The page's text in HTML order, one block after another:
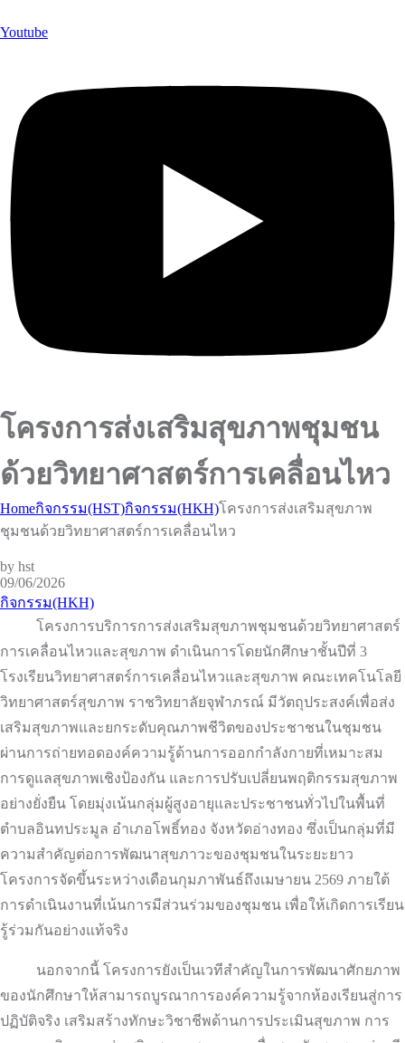
Youtube
โครงการส่งเสริมสุขภาพชุมชน
ด้วยวิทยาศาสตร์การเคลื่อนไหว
Homeกิจกรรม(HST)กิจกรรม(HKH)โครงการส่งเสริมสุขภาพ
ชุมชนด้วยวิทยาศาสตร์การเคลื่อนไหว
by hst
09/06/2026
กิจกรรม(HKH)
โครงการบริการการส่งเสริมสุขภาพชุมชนด้วยวิทยาศาสตร์
การเคลื่อนไหวและสุขภาพ ดำเนินการโดยนักศึกษาชั้นปีที่ 3
โรงเรียนวิทยาศาสตร์การเคลื่อนไหวและสุขภาพ คณะเทคโนโลยี
วิทยาศาสตร์สุขภาพ ราชวิทยาลัยจุฬาภรณ์ มีวัตถุประสงค์เพื่อส่ง
เสริมสุขภาพและยกระดับคุณภาพชีวิตของประชาชนในชุมชน
ผ่านการถ่ายทอดองค์ความรู้ด้านการออกกำลังกายที่เหมาะสม
การดูแลสุขภาพเชิงป้องกัน และการปรับเปลี่ยนพฤติกรรมสุขภาพ
อย่างยั่งยืน โดยมุ่งเน้นกลุ่มผู้สูงอายุและประชาชนทั่วไปในพื้นที่
ตำบลอินทประมูล อำเภอโพธิ์ทอง จังหวัดอ่างทอง ซึ่งเป็นกลุ่มที่มี
ความสำคัญต่อการพัฒนาสุขภาวะของชุมชนในระยะยาว
โครงการจัดขึ้นระหว่างเดือนกุมภาพันธ์ถึงเมษายน 2569 ภายใต้
การดำเนินงานที่เน้นการมีส่วนร่วมของชุมชน เพื่อให้เกิดการเรียน
รู้ร่วมกันอย่างแท้จริง
นอกจากนี้ โครงการยังเป็นเวทีสำคัญในการพัฒนาศักยภาพ
ของนักศึกษาให้สามารถบูรณาการองค์ความรู้จากห้องเรียนสู่การ
ปฏิบัติจริง เสริมสร้างทักษะวิชาชีพด้านการประเมินสุขภาพ การ